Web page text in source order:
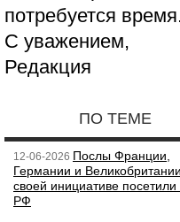
потребуется
С уважением,
Редакция
ПО ТЕМЕ
12-06-2026 Послы Франции,
Германии и
своей инициативе
РФ